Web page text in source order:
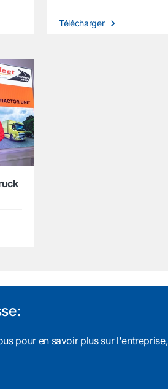
Télécharger
pour en savoir plus sur